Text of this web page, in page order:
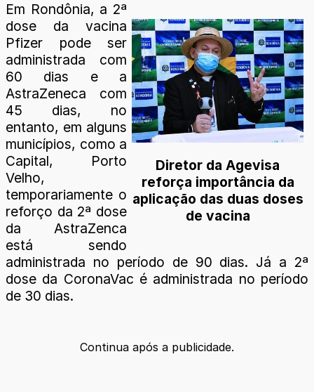
Diretor da Agevisa
reforça importância da
aplicação das duas doses
de vacina
Em Rondônia, a 2ª
dose da vacina
Pfizer pode ser
administrada com
60 dias e a
AstraZeneca com
45 dias, no
entanto, em alguns
municípios, como a
Capital, Porto
Velho,
temporariamente o
reforço da 2ª dose
da AstraZenca
está sendo
administrada no período de 90 dias. Já a 2ª
dose da CoronaVac é administrada no período
de 30 dias.
Continua após a publicidade.